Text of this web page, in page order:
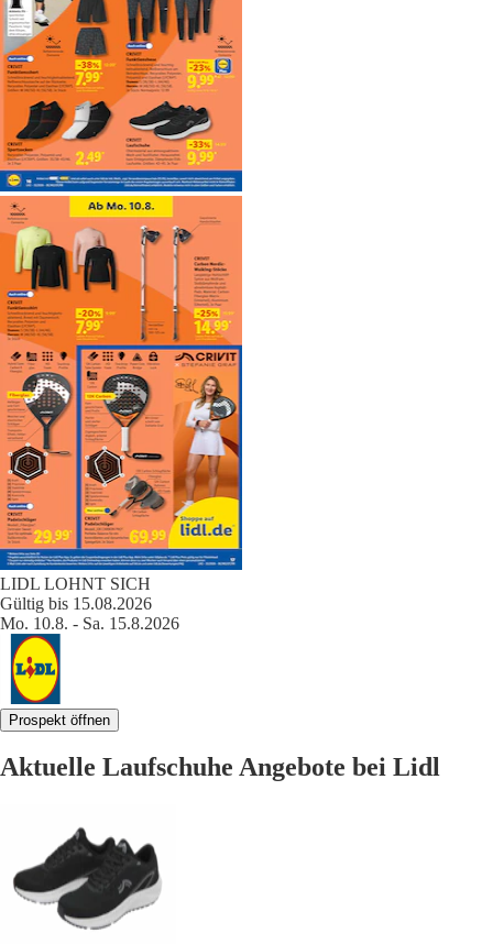
LIDL LOHNT SICH
Gültig bis 15.08.2026
Mo. 10.8. - Sa. 15.8.2026
Prospekt öffnen
Aktuelle Laufschuhe Angebote bei Lidl